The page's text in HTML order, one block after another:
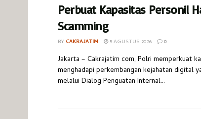
Perbuat Kapasitas Personil
Scamming
BY CAKRAJATIM 5 AGUSTUS 2026 0
Jakarta – Cakrajatim com, Polri memperkuat
menghadapi perkembangan kejahatan digital
melalui Dialog Penguatan Internal...